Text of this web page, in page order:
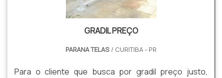
GRADIL PREÇO
PARANA TELAS / CURITIBA - PR
Para o cliente que busca por gradil preço justo,